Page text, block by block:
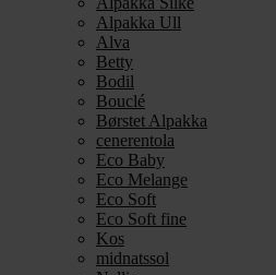
Alpakka Ull
Alva
Betty
Bodil
Bouclé
Børstet Alpakka
cenerentola
Eco Baby
Eco Melange
Eco Soft
Eco Soft fine
Kos
midnatssol